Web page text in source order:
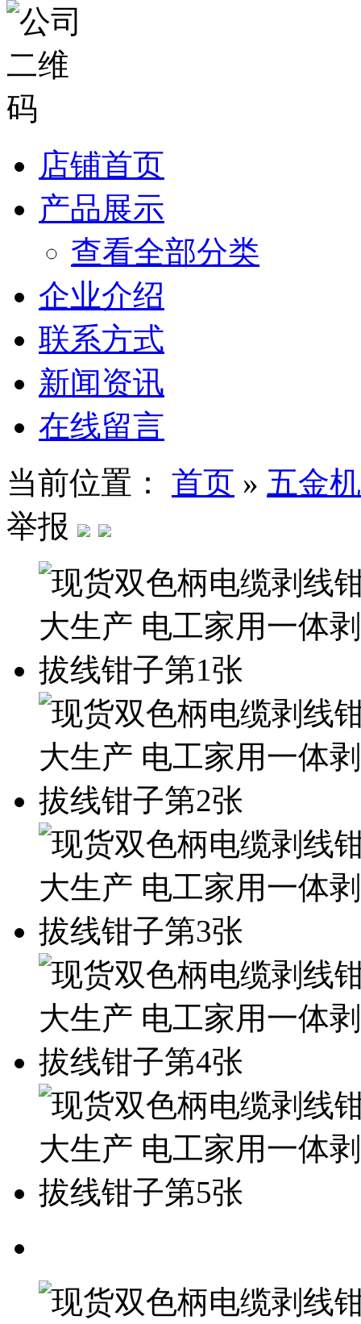
店铺首页
产品展示
查看全部分类
企业介绍
联系方式
新闻资讯
在线留言
当前位置： 首页 » 五金
举报